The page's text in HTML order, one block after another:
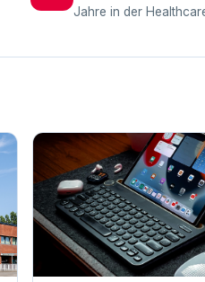
Jahre in der